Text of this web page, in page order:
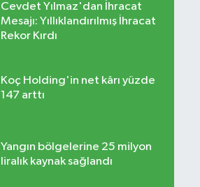
Cevdet Yılmaz'dan İhracat
Mesajı: Yıllıklandırılmış İhracat
Rekor Kırdı
Koç Holding'in net kârı yüzde
147 arttı
Yangın bölgelerine 25 milyon
liralık kaynak sağlandı